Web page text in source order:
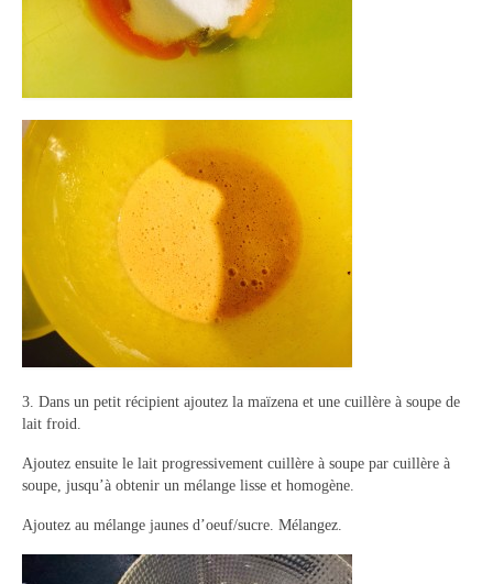
3. Dans un petit récipient ajoutez la maïzena et une cuillère à soupe de
lait froid.
Ajoutez ensuite le lait progressivement cuillère à soupe par cuillère à
soupe, jusqu’à obtenir un mélange lisse et homogène.
Ajoutez au mélange jaunes d’oeuf/sucre. Mélangez.